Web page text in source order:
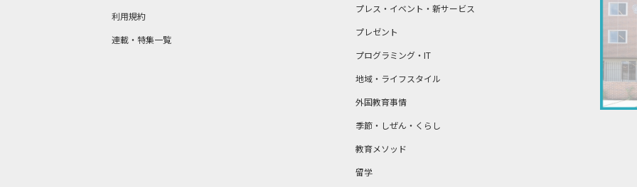
利用規約
連載・特集一覧
プレス・イベント・新サービス
プレゼント
プログラミング・IT
地域・ライフスタイル
外国教育事情
季節・しぜん・くらし
教育メソッド
留学